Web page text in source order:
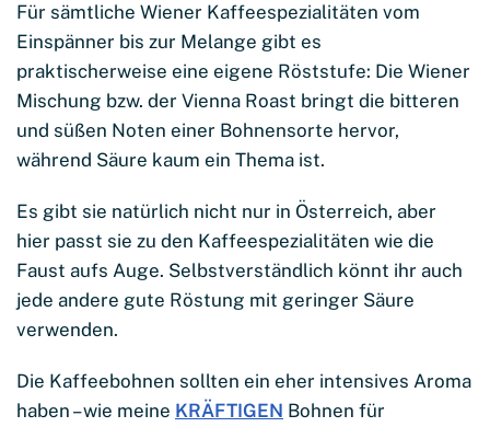
Für sämtliche Wiener Kaffeespezialitäten vom
Einspänner bis zur Melange gibt es
praktischerweise eine eigene Röststufe: Die Wiener
Mischung bzw. der Vienna Roast bringt die bitteren
und süßen Noten einer Bohnensorte hervor,
während Säure kaum ein Thema ist.
Es gibt sie natürlich nicht nur in Österreich, aber
hier passt sie zu den Kaffeespezialitäten wie die
Faust aufs Auge. Selbstverständlich könnt ihr auch
jede andere gute Röstung mit geringer Säure
verwenden.
Die Kaffeebohnen sollten ein eher intensives Aroma
haben – wie meine KRÄFTIGEN Bohnen für